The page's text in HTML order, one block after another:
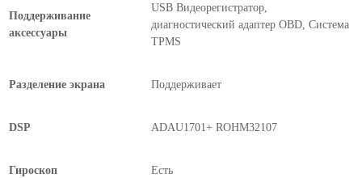
Поддерживание
аксессуары
USB Видеорегистратор,
диагностический адаптер OBD, Система
TPMS
Разделение экрана Поддерживает
DSP ADAU1701+ ROHM32107
Гироскоп Есть